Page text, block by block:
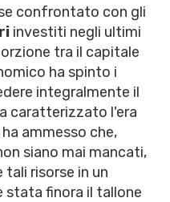
confrontato con gli
investiti negli ultimi
tra il capitale
ha spinto i
integralmente il
caratterizzato l'era
ha ammesso che,
siano mai mancati,
risorse in un
stata finora il tallone